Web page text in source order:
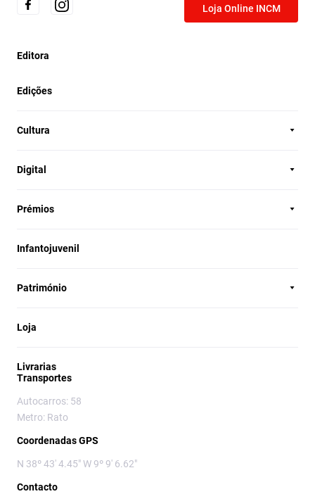
Loja Online INCM
Editora
Edições
Cultura
Digital
Prémios
Infantojuvenil
Património
Loja
Livrarias
Transportes
Autocarros: 58
Metro: Rato
Coordenadas GPS
N 38º 43' 4.45" W 9º 9' 6.62"
Contacto